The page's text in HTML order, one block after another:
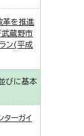
革を推進
武蔵野市
ン(平成
びに基本
ターガイ